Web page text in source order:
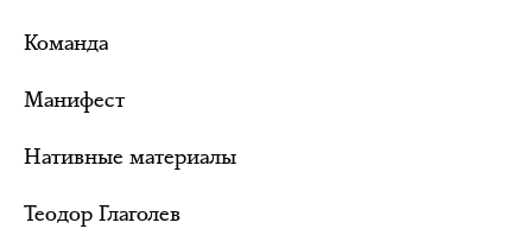
Команда
Манифест
Нативные материалы
Теодор Глаголев